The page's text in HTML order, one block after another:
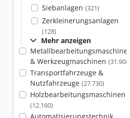
Siebanlagen (321)
Zerkleinerungsanlagen
(128)
Mehr anzeigen
Metallbearbeitungsmaschinen
& Werkzeugmaschinen (31.908)
Transportfahrzeuge &
Nutzfahrzeuge (27.730)
Holzbearbeitungsmaschinen
(12.160)